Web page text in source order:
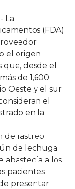
La
(FDA)
el origen
desde el
de 1,600
Oeste y el sur
el
en la
de rastreo
de lechuga
abastecía a los
pacientes
presentar